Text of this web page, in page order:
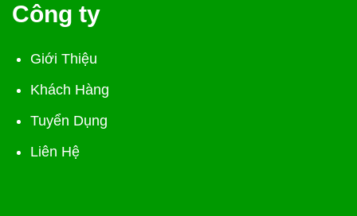
Công ty
Giới Thiệu
Khách Hàng
Tuyển Dụng
Liên Hệ